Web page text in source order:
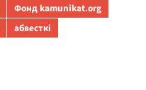
Фонд kamunikat.org
абвесткі